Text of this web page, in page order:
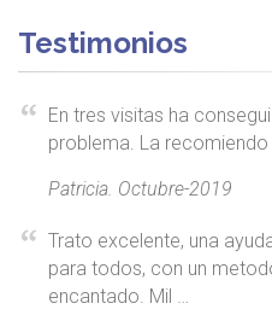
Testimonios
En tres visitas ha
problema. La recomiendo
Patricia. Octubre-2019
Trato excelente, una
para todos, con un
encantado. Mil …